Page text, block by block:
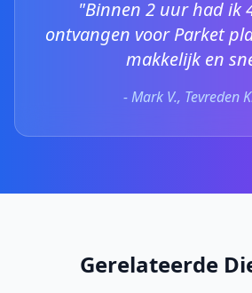
"Binnen 2 uur had ik
ontvangen voor Parket
makkelijk en
- Mark V., Tevreden
Gerelateerde